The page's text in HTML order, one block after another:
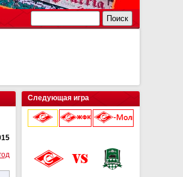
Следующая игра